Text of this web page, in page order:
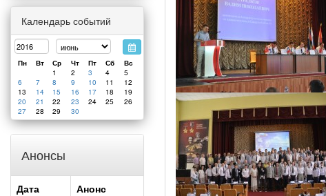
Календарь событий
Пн Вт Ср Чт Пт Сб
Вс
1
2 3 4
5
6
7 8 9 10 11
12
13
14 15 16 17 18
19
20
21 22 23 24 25
26
27
28 29 30
Анонсы
Дата Анонс